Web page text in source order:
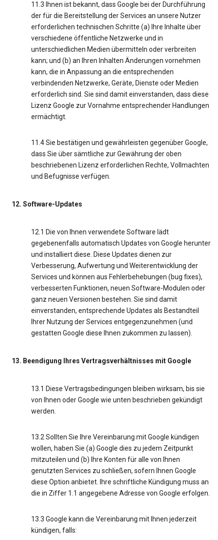
11.3 Ihnen ist bekannt, dass Google bei der Durchführung
der für die Bereitstellung der Services an unsere Nutzer
erforderlichen technischen Schritte (a) Ihre Inhalte über
verschiedene öffentliche Netzwerke und in
unterschiedlichen Medien übermitteln oder verbreiten
kann; und (b) an Ihren Inhalten Änderungen vornehmen
kann, die in Anpassung an die entsprechenden
verbindenden Netzwerke, Geräte, Dienste oder Medien
erforderlich sind. Sie sind damit einverstanden, dass diese
Lizenz Google zur Vornahme entsprechender Handlungen
ermächtigt.
11.4 Sie bestätigen und gewährleisten gegenüber Google,
dass Sie über sämtliche zur Gewährung der oben
beschriebenen Lizenz erforderlichen Rechte, Vollmachten
und Befugnisse verfügen.
12. Software-Updates
12.1 Die von Ihnen verwendete Software lädt
gegebenenfalls automatisch Updates von Google herunter
und installiert diese. Diese Updates dienen zur
Verbesserung, Aufwertung und Weiterentwicklung der
Services und können aus Fehlerbehebungen (bug fixes),
verbesserten Funktionen, neuen Software-Modulen oder
ganz neuen Versionen bestehen. Sie sind damit
einverstanden, entsprechende Updates als Bestandteil
Ihrer Nutzung der Services entgegenzunehmen (und
gestatten Google diese Ihnen zukommen zu lassen).
13. Beendigung Ihres Vertragsverhältnisses mit Google
13.1 Diese Vertragsbedingungen bleiben wirksam, bis sie
von Ihnen oder Google wie unten beschrieben gekündigt
werden.
13.2 Sollten Sie Ihre Vereinbarung mit Google kündigen
wollen, haben Sie (a) Google dies zu jedem Zeitpunkt
mitzuteilen und (b) Ihre Konten für alle von Ihnen
genutzten Services zu schließen, sofern Ihnen Google
diese Option anbietet. Ihre schriftliche Kündigung muss an
die in Ziffer 1.1 angegebene Adresse von Google erfolgen.
13.3 Google kann die Vereinbarung mit Ihnen jederzeit
kündigen, falls: